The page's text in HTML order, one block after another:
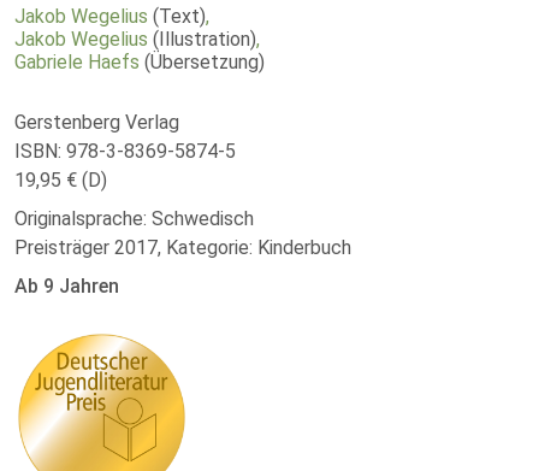
Jakob Wegelius (Text),
Jakob Wegelius (Illustration),
Gabriele Haefs (Übersetzung)
Gerstenberg Verlag
ISBN: 978-3-8369-5874-5
19,95 € (D)
Originalsprache: Schwedisch
Preisträger 2017, Kategorie: Kinderbuch
Ab 9 Jahren